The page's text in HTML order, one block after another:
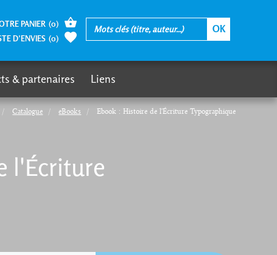
Catalogue eBooks Ebook : Histoire de l'Écriture Typographique
l'Écriture
PANIER (0)
D’ENVIES (0)
& partenaires Liens